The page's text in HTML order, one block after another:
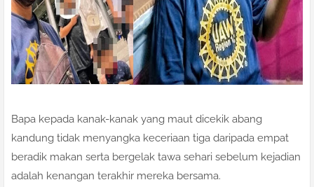
Bapa kepada kanak-kanak yang maut dicekik abang
kandung tidak menyangka keceriaan tiga daripada empat
beradik makan serta bergelak tawa sehari sebelum kejadian
adalah kenangan terakhir mereka bersama.